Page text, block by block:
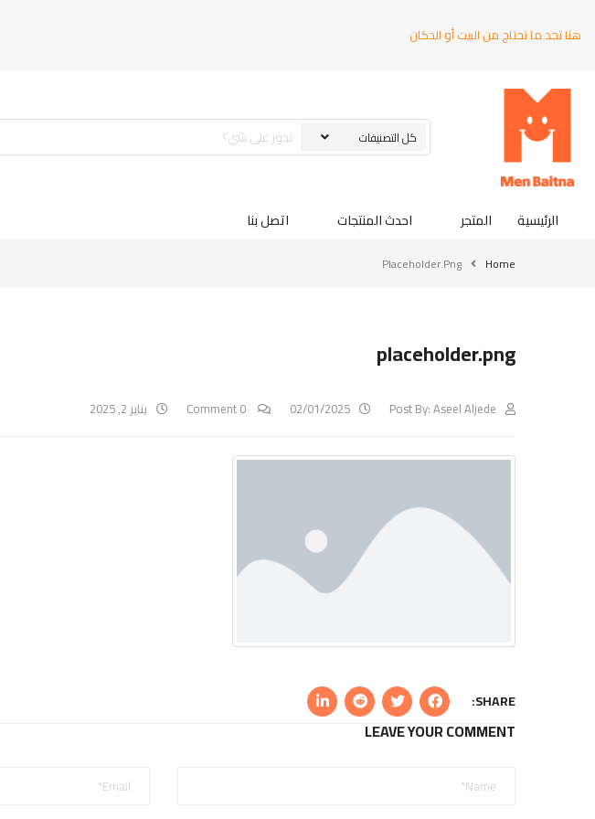
هنا تجد ما تحتاج من البيت أو الدكان
الرئيسية المتجر احدث المنتجات اتصل بنا
Home
Placeholder.png
placeholder.png
Post By:Aseel Aljede
02/01/2025 يناير 2, 2025
SHARE:
LEAVE YOUR COMMENT